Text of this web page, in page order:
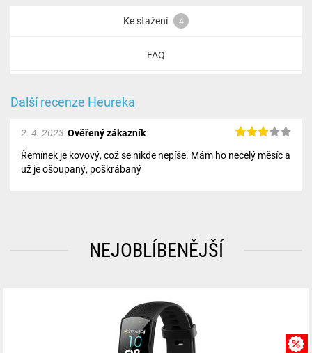
Ke stažení 4
FAQ
Další recenze Heureka
Ověřený zákazník
2. 4. 2023
Řemínek je kovový, což se nikde nepíše. Mám ho necelý měsíc a
už je ošoupaný, poškrábaný
NEJOBLÍBENĚJŠÍ